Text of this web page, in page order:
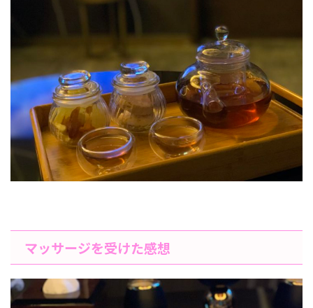
マッサージを受けた感想